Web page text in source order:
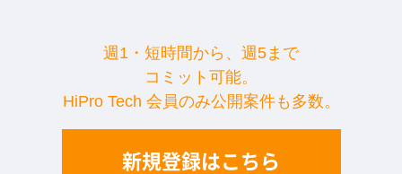
週1・短時間から、週5まで
コミット可能。
HiPro Tech 会員のみ公開案件も多数。
新規登録はこちら